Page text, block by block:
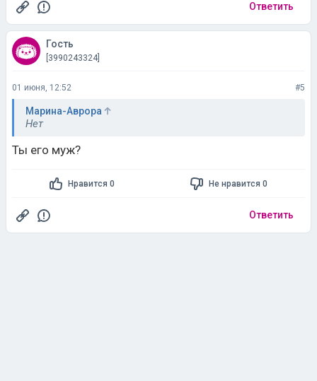
Ответить
Гость
[3990243324]
01 июня, 12:52 #5
Марина-Аврора
Нет
Ты его муж?
Нравится 0 Не нравится 0
Ответить